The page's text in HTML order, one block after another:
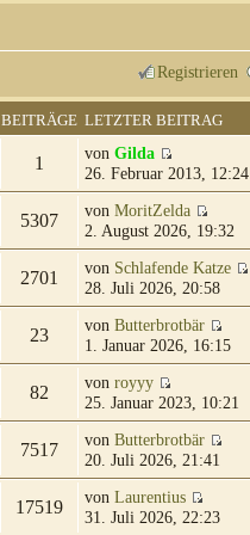
Registrieren
BEITRÄGE LETZTER BEITRAG
1 von Gilda
26. Februar 2013, 12:24
5307 von MoritZelda
2. August 2026, 19:32
2701 von Schlafende Katze
28. Juli 2026, 20:58
23 von Butterbrotbär
1. Januar 2026, 16:15
82 von royyy
25. Januar 2023, 10:21
7517 von Butterbrotbär
20. Juli 2026, 21:41
17519 von Laurentius
31. Juli 2026, 22:23